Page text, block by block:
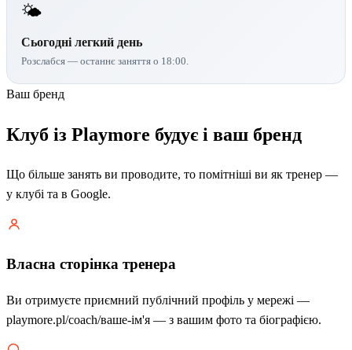
🌤️
Сьогодні легкий день
Розслабся — останнє заняття о 18:00.
Ваш бренд
Клуб із Playmore будує і ваш бренд
Що більше занять ви проводите, то помітніші ви як тренер —
у клубі та в Google.
Власна сторінка тренера
Ви отримуєте приємний публічний профіль у мережі —
playmore.pl/coach/ваше-ім'я — з вашим фото та біографією.